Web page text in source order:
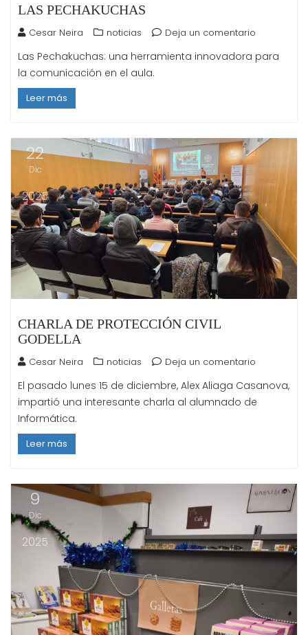
LAS PECHAKUCHAS
Cesar Neira noticias Deja un comentario
Las Pechakuchas: una herramienta innovadora para
la comunicación en el aula.
Leer más
22
Dic
2025
CHARLA DE PROTECCIÓN CIVIL
GODELLA
Cesar Neira noticias Deja un comentario
El pasado lunes 15 de diciembre, Alex Aliaga Casanova,
impartió una interesante charla al alumnado de
Informática.
Leer más
9
Dic
2025